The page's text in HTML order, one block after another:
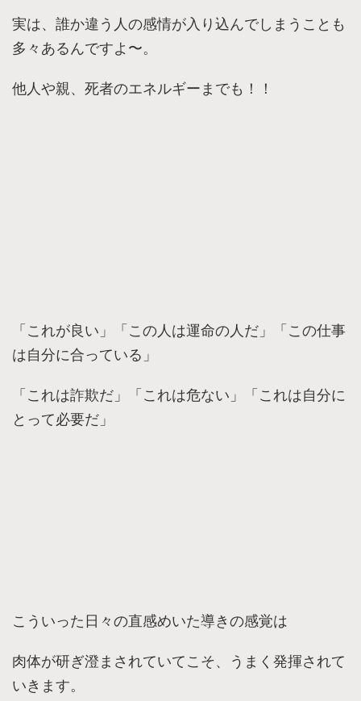
実は、誰か違う人の感情が入り込んでしまうことも
多々あるんですよ〜。
他人や親、死者のエネルギーまでも！！
「これが良い」「この人は運命の人だ」「この仕事
は自分に合っている」
「これは詐欺だ」「これは危ない」「これは自分に
とって必要だ」
こういった日々の直感めいた導きの感覚は
肉体が研ぎ澄まされていてこそ、うまく発揮されて
いきます。